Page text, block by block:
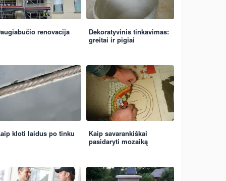
renovacija
Dekoratyvinis tinkavimas:
greitai ir pigiai
kloti laidus po tinku
Kaip savarankiškai
pasidaryti mozaiką